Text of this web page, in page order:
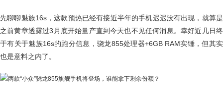
先聊聊魅族16s，这款预热已经有接近半年的手机迟迟没有出现，就算是
之前黄章透露过3月底开始量产直到今天也不见任何消息。幸好近几日终
于有关于魅族16s的跑分信息，骁龙855处理器+6GB RAM实锤，但其实
也是意料之内了。